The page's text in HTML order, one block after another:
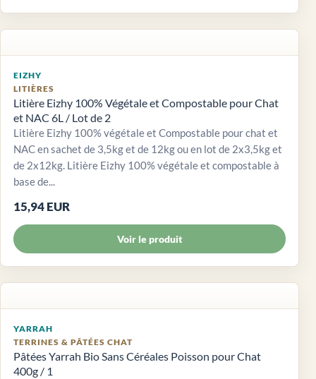
EIZHY
LITIÈRES
Litière Eizhy 100% Végétale et Compostable pour Chat
et NAC 6L / Lot de 2
Litière Eizhy 100% végétale et Compostable pour chat et
NAC en sachet de 3,5kg et de 12kg ou en lot de 2x3,5kg et
de 2x12kg. Litière Eizhy 100% végétale et compostable à
base de...
15,94 EUR
Voir le produit
YARRAH
TERRINES & PÂTÉES CHAT
Pâtées Yarrah Bio Sans Céréales Poisson pour Chat
400g / 1